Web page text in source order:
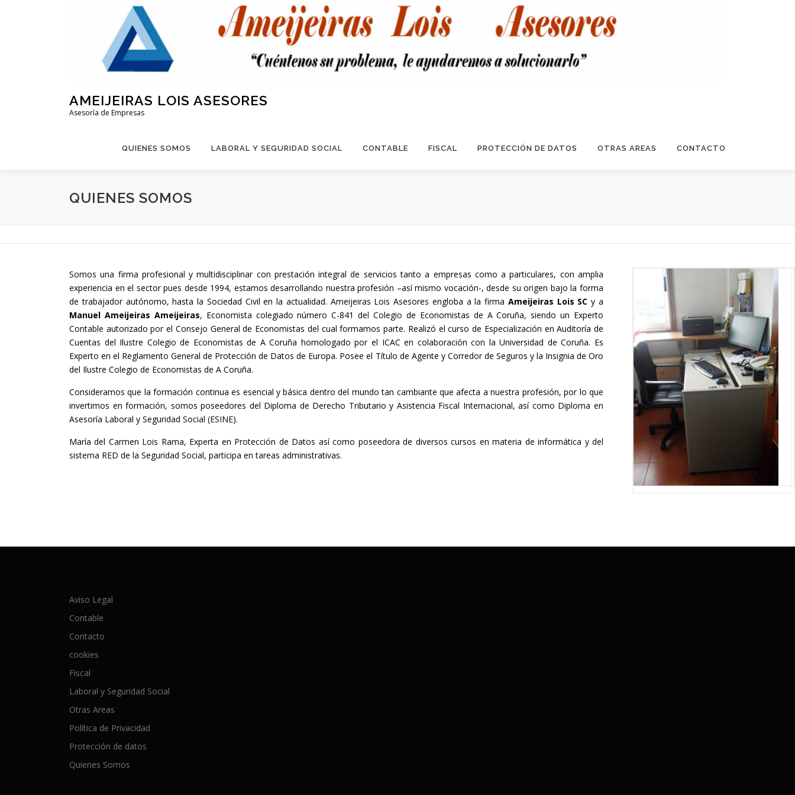
AMEIJEIRAS LOIS ASESORES
Asesoría de Empresas
QUIENES SOMOS LABORAL Y SEGURIDAD SOCIAL CONTABLE FISCAL PROTECCIÓN DE DATOS OTRAS AREAS CONTACTO
QUIENES SOMOS
Somos una firma profesional y multidisciplinar con prestación integral de servicios tanto a empresas como a particulares, con amplia
experiencia en el sector pues desde 1994, estamos desarrollando nuestra profesión –así mismo vocación-, desde su origen bajo la forma
de trabajador autónomo, hasta la Sociedad Civil en la actualidad. Ameijeiras Lois Asesores engloba a la firma Ameijeiras Lois SC y a
Manuel Ameijeiras Ameijeiras, Economista colegiado número C-841 del Colegio de Economistas de A Coruña, siendo un Experto
Contable autorizado por el Consejo General de Economistas del cual formamos parte. Realizó el curso de Especialización en Auditoría de
Cuentas del Ilustre Colegio de Economistas de A Coruña homologado por el ICAC en colaboración con la Universidad de Coruña. Es
Experto en el Reglamento General de Protección de Datos de Europa. Posee el Título de Agente y Corredor de Seguros y la Insignia de Oro
del Ilustre Colegio de Economistas de A Coruña.
Consideramos que la formación continua es esencial y básica dentro del mundo tan cambiante que afecta a nuestra profesión, por lo que
invertimos en formación, somos poseedores del Diploma de Derecho Tributario y Asistencia Fiscal Internacional, así como Diploma en
Asesoría Laboral y Seguridad Social (ESINE).
María del Carmen Lois Rama, Experta en Protección de Datos así como poseedora de diversos cursos en materia de informática y del
sistema RED de la Seguridad Social, participa en tareas administrativas.
Aviso Legal
Contable
Contacto
cookies
Fiscal
Laboral y Seguridad Social
Otras Areas
Política de Privacidad
Protección de datos
Quienes Somos